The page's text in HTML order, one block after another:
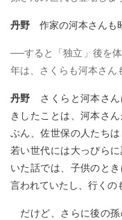
丹野 作家の河本さんも
──すると「独立」後を
年は、さくらも河本さん
丹野 さくらと河本さ
きしたことは、河本さ
ぶん、佐世保の人たち
若い世代には大っぴら
いた話では、子供のと
言われていたし、行くの
だけど、さらに後の